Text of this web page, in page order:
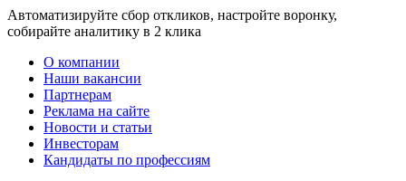
Автоматизируйте сбор откликов, настройте воронку,
собирайте аналитику в 2 клика
О компании
Наши вакансии
Партнерам
Реклама на сайте
Новости и статьи
Инвесторам
Кандидаты по профессиям